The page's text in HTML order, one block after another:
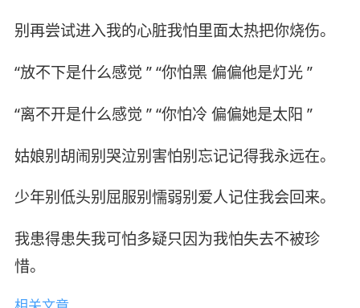
别再尝试进入我的心脏我怕里面太热把你烧伤。
“放不下是什么感觉 ” “你怕黑 偏偏他是灯光 ”
“离不开是什么感觉 ” “你怕冷 偏偏她是太阳 ”
姑娘别胡闹别哭泣别害怕别忘记记得我永远在。
少年别低头别屈服别懦弱别爱人记住我会回来。
我患得患失我可怕多疑只因为我怕失去不被珍
惜。